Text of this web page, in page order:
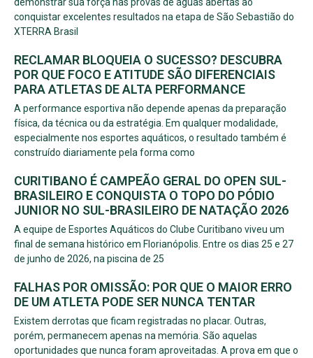
conquistar excelentes resultados na etapa de São Sebastião do
XTERRA Brasil
RECLAMAR BLOQUEIA O SUCESSO? DESCUBRA
POR QUE FOCO E ATITUDE SÃO DIFERENCIAIS
PARA ATLETAS DE ALTA PERFORMANCE
A performance esportiva não depende apenas da preparação
física, da técnica ou da estratégia. Em qualquer modalidade,
especialmente nos esportes aquáticos, o resultado também é
construído diariamente pela forma como
CURITIBANO É CAMPEÃO GERAL DO OPEN SUL-
BRASILEIRO E CONQUISTA O TOPO DO PÓDIO
JUNIOR NO SUL-BRASILEIRO DE NATAÇÃO 2026
A equipe de Esportes Aquáticos do Clube Curitibano viveu um
final de semana histórico em Florianópolis. Entre os dias 25 e 27
de junho de 2026, na piscina de 25
FALHAS POR OMISSÃO: POR QUE O MAIOR ERRO
DE UM ATLETA PODE SER NUNCA TENTAR
Existem derrotas que ficam registradas no placar. Outras,
porém, permanecem apenas na memória. São aquelas
oportunidades que nunca foram aproveitadas. A prova em que o